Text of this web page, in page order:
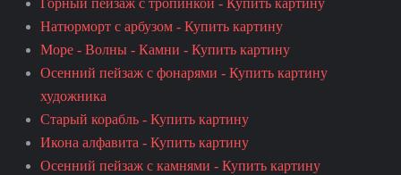
Горный пейзаж с тропинкой - Купить картину
Натюрморт с арбузом - Купить картину
Море - Волны - Камни - Купить картину
Осенний пейзаж с фонарями - Купить картину
художника
Старый корабль - Купить картину
Икона алфавита - Купить картину
Осенний пейзаж с камнями - Купить картину